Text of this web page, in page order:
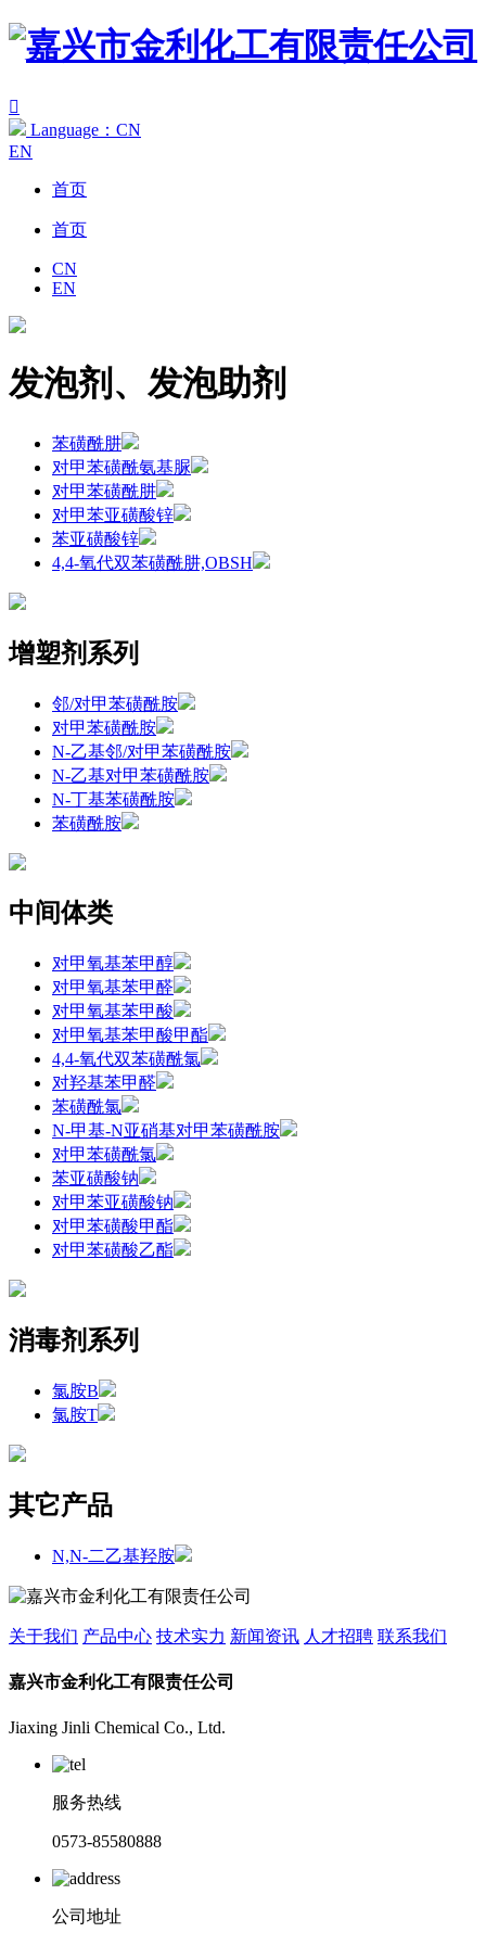

Language：CN
EN
首页
首页
CN
EN
发泡剂、发泡助剂
苯磺酰肼
对甲苯磺酰氨基脲
对甲苯磺酰肼
对甲苯亚磺酸锌
苯亚磺酸锌
4,4-氧代双苯磺酰肼,OBSH
增塑剂系列
邻/对甲苯磺酰胺
对甲苯磺酰胺
N-乙基邻/对甲苯磺酰胺
N-乙基对甲苯磺酰胺
N-丁基苯磺酰胺
苯磺酰胺
中间体类
对甲氧基苯甲醇
对甲氧基苯甲醛
对甲氧基苯甲酸
对甲氧基苯甲酸甲酯
4,4-氧代双苯磺酰氯
对羟基苯甲醛
苯磺酰氯
N-甲基-N亚硝基对甲苯磺酰胺
对甲苯磺酰氯
苯亚磺酸钠
对甲苯亚磺酸钠
对甲苯磺酸甲酯
对甲苯磺酸乙酯
消毒剂系列
氯胺B
氯胺T
其它产品
N,N-二乙基羟胺
关于我们 产品中心 技术实力 新闻资讯 人才招聘 联系我们
嘉兴市金利化工有限责任公司
Jiaxing Jinli Chemical Co., Ltd.
服务热线
0573-85580888
公司地址